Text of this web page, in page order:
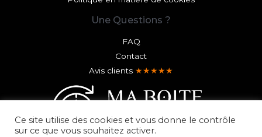
Une Questions ?
FAQ
Contact
Avis clients ★★★★★
Ce site utilise des cookies et vous donne le contrôle
sur ce que vous souhaitez activer.